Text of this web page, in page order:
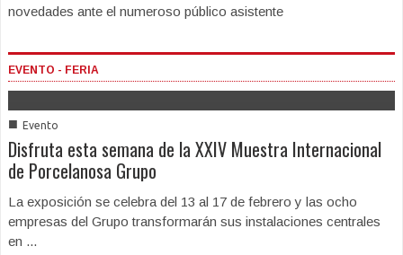
novedades ante el numeroso público asistente
EVENTO - FERIA
■ Evento
Disfruta esta semana de la XXIV Muestra Internacional
de Porcelanosa Grupo
La exposición se celebra del 13 al 17 de febrero y las ocho
empresas del Grupo transformarán sus instalaciones centrales
en ...